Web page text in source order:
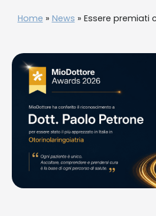
Home » News » Essere premiati